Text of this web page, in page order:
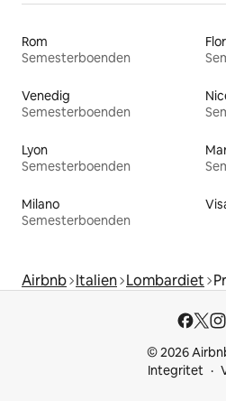
Rom
Semesterboenden
Venedig
Semesterboenden
Lyon
Semesterboenden
Milano
Semesterboenden
Airbnb Italien Lombardiet
© 2026
Integritet